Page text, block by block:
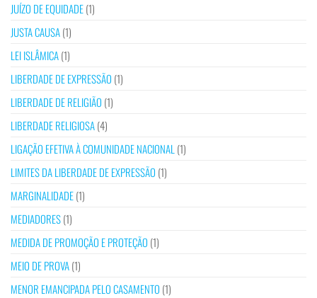
JUÍZO DE EQUIDADE(1)
JUSTA CAUSA(1)
LEI ISLÂMICA(1)
LIBERDADE DE EXPRESSÃO (1)
LIBERDADE DE RELIGIÃO (1)
LIBERDADE RELIGIOSA(4)
LIGAÇÃO EFETIVA À COMUNIDADE NACIONAL (1)
LIMITES DA LIBERDADE DE EXPRESSÃO (1)
MARGINALIDADE(1)
MEDIADORES(1)
MEDIDA DE PROMOÇÃO E PROTEÇÃO (1)
MEIO DE PROVA(1)
MENOR EMANCIPADA PELO CASAMENTO (1)